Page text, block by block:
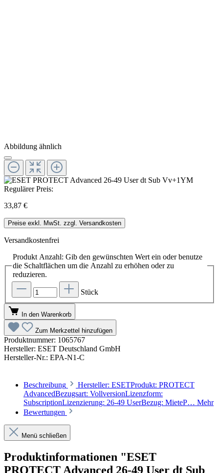
Abbildung ähnlich
Regulärer Preis:
33,87 €
Preise exkl. MwSt. zzgl. Versandkosten
Versandkostenfrei
Produkt Anzahl: Gib den gewünschten Wert ein oder benutze
die Schaltflächen um die Anzahl zu erhöhen oder zu
reduzieren.
Stück
In den Warenkorb
Zum Merkzettel hinzufügen
Produktnummer: 1065767
Hersteller: ESET Deutschland GmbH
Hersteller-Nr.: EPA-N1-C
Beschreibung
Hersteller: ESETProdukt: PROTECT
AdvancedBezugsart: VollversionLizenzform:
SubscriptionLizenzierung: 26-49 UserBezug: MieteP… Mehr
Bewertungen
Menü schließen
Produktinformationen "ESET
PROTECT Advanced 26-49 User dt Sub